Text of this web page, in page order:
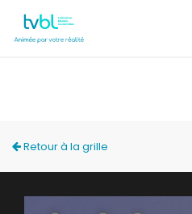
Retour à la grille